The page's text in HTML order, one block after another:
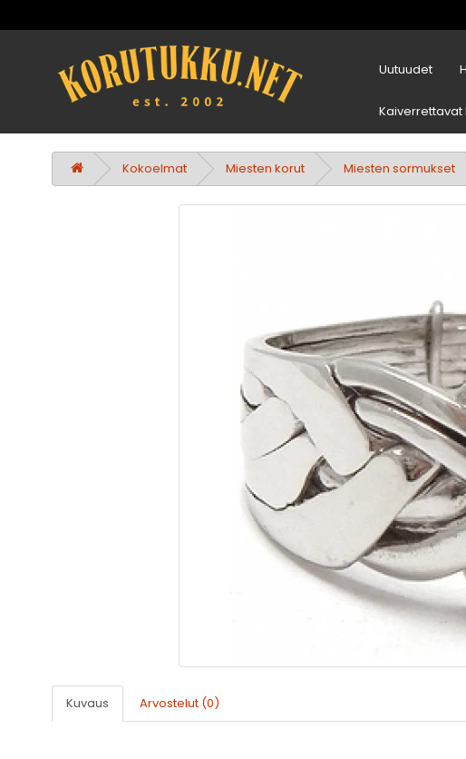
Uutuudet
Kaiverrettavat
Kokoelmat Miesten korut Miesten sormukset
Kuvaus Arvostelut (0)